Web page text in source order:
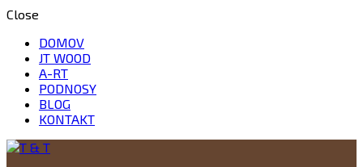
Close
DOMOV
JT WOOD
A-RT
PODNOSY
BLOG
KONTAKT